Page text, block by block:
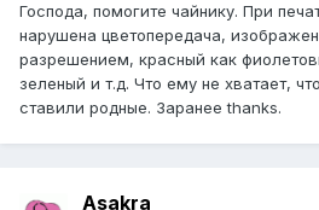
Господа, помогите чайнику. При
нарушена цветопередача,
разрешением, красный как
зеленый и т.д. Что ему не хватает,
ставили родные. Заранее thanks.
Asakra